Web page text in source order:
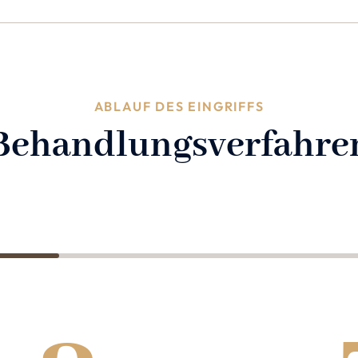
ABLAUF DES EINGRIFFS
2 3